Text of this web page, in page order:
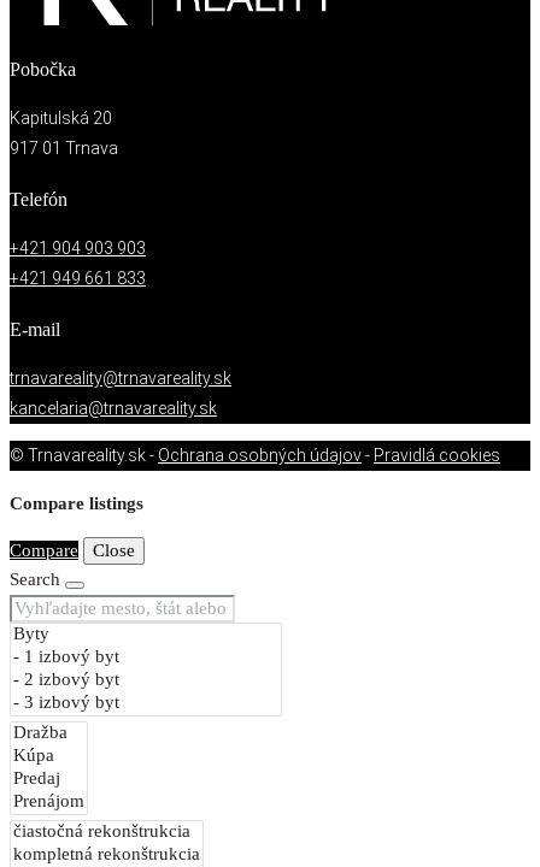
Pobočka
Kapitulská 20
917 01 Trnava
Telefón
+421 904 903 903
+421 949 661 833
E-mail
trnavareality@trnavareality.sk
kancelaria@trnavareality.sk
© Trnavareality.sk - Ochrana osobných údajov- Pravidlá cookies
Compare listings
Compare
Close
Search